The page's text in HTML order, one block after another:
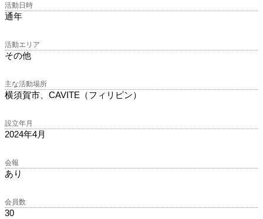
活動日時
通年
活動エリア
その他
主な活動場所
横須賀市、CAVITE（フィリピン）
設立年月
2024年4月
会報
あり
会員数
30